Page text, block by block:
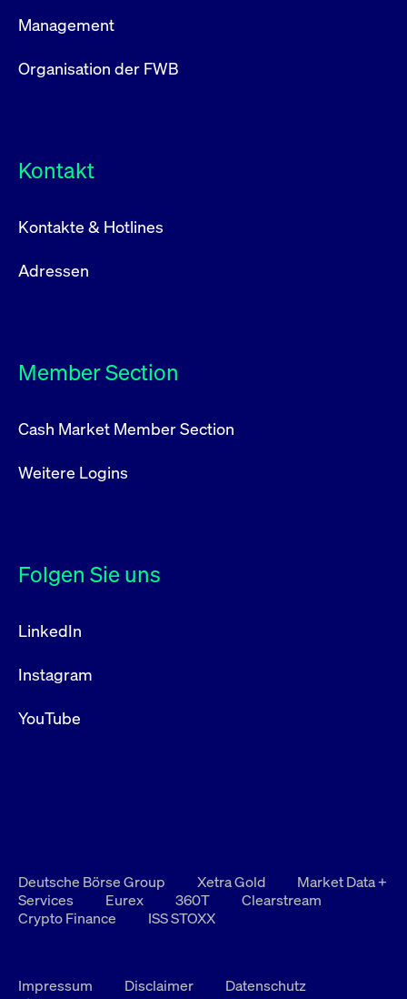
Management
Organisation der FWB
Kontakt
Kontakte & Hotlines
Adressen
Member Section
Cash Market Member Section
Weitere Logins
Folgen Sie uns
LinkedIn
Instagram
YouTube
Deutsche Börse Group Xetra Gold
Market Data +
Services
Eurex 360T
Clearstream
Crypto Finance
ISS STOXX
Impressum Disclaimer
Datenschutz